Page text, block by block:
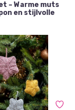
– Warme muts
en stijlvolle